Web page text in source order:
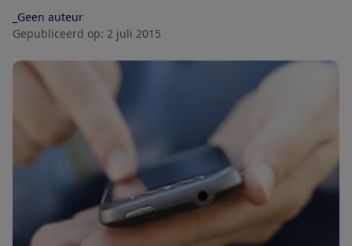
_Geen auteur
Gepubliceerd op: 2 juli 2015